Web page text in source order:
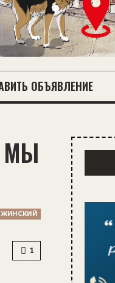
ОБЪЯВЛЕНИЕ
МЫ
1